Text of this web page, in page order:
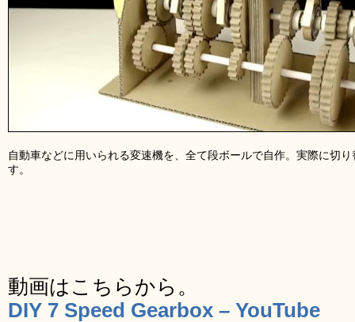
自動車などに用いられる変速機を、全て段ボールで自作。実際に切
す。
動画はこちらから。
DIY 7 Speed Gearbox – YouTube